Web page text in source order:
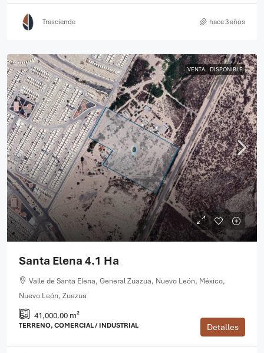
Trasciende hace 3 años
VENTA DISPONIBLE
Santa Elena 4.1 Ha
Valle de Santa Elena, General Zuazua, Nuevo León, México,
Nuevo León, Zuazua
41,000.00 m²
TERRENO, COMERCIAL / INDUSTRIAL Detalles